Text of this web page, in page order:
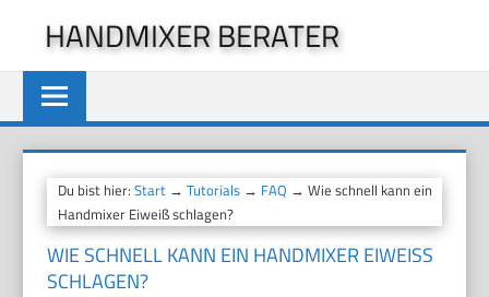
springen
HANDMIXER BERATER
Du bist hier:Start →Tutorials → FAQ → Wie schnell kann ein
Handmixer Eiweiß schlagen?
WIE SCHNELL KANN EIN HANDMIXER EIWEISS S
CHLAGEN?